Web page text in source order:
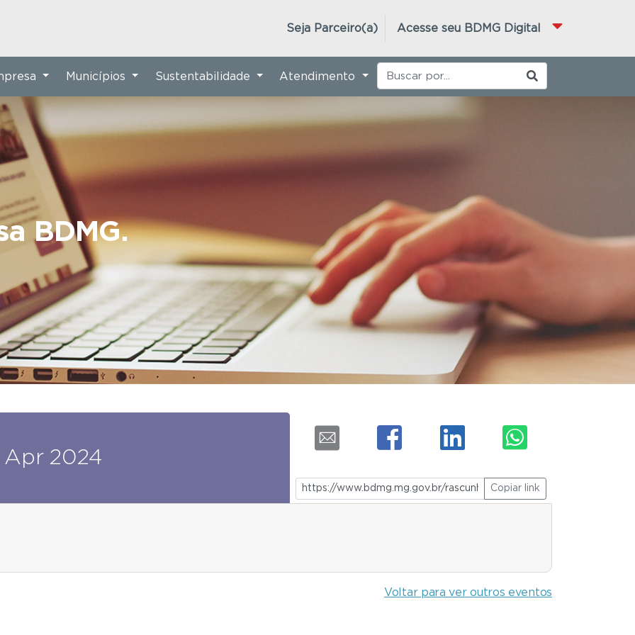
Acesse seu BDMG Digital
Seja Parceiro(a)
BDMG.
Municípios Sustentabilidade Atendimento
Apr 2024
Copiar link
Voltar para ver outros eventos